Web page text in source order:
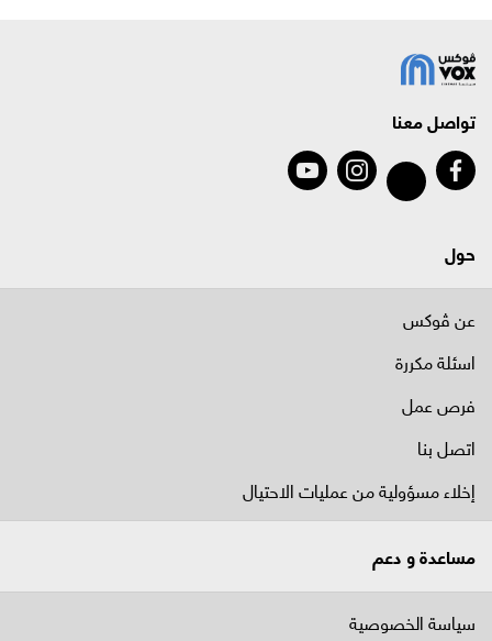
تواصل معنا
حول
عن ڤوكس
اسئلة مكررة
فرص عمل
اتصل بنا
إخلاء مسؤولية من عمليات الاحتيال
مساعدة و دعم
سياسة الخصوصية